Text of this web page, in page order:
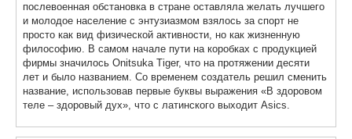
послевоенная обстановка в стране оставляла желать лучшего
и молодое население с энтузиазмом взялось за спорт не
просто как вид физической активности, но как жизненную
философию. В самом начале пути на коробках с продукцией
фирмы значилось Onitsuka Tiger, что на протяжении десяти
лет и было названием. Со временем создатель решил сменить
название, использовав первые буквы выражения «В здоровом
теле – здоровый дух», что с латинского выходит Asics.